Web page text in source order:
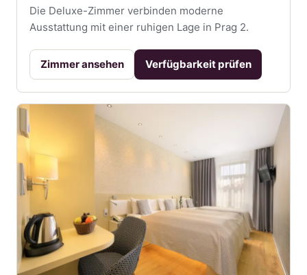
Die Deluxe-Zimmer verbinden moderne
Ausstattung mit einer ruhigen Lage in Prag 2.
Zimmer ansehen Verfügbarkeit prüfen